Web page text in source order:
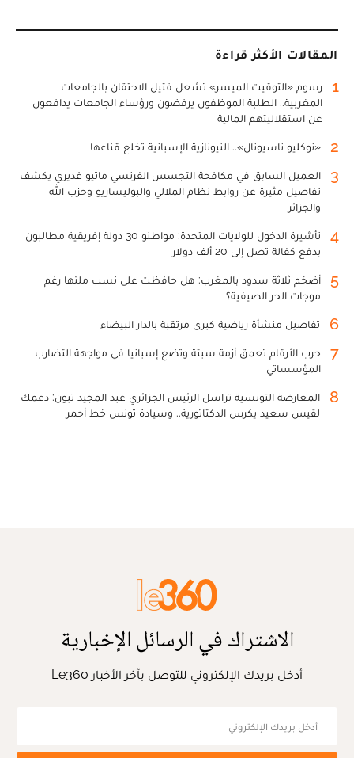
المقالات الأكثر قراءة
1
رسوم «التوقيت الميسر» تشعل فتيل الاحتقان بالجامعات
المغربية.. الطلبة الموظفون يرفضون ورؤساء الجامعات يدافعون
عن استقلاليتهم المالية
2 «نوكليو ناسيونال».. النيونازية الإسبانية تخلع قناعها
3
العميل السابق في مكافحة التجسس الفرنسي ماثيو غديري يكشف
تفاصيل مثيرة عن روابط نظام الملالي والبوليساريو وحزب الله
والجزائر
4
تأشيرة الدخول للولايات المتحدة: مواطنو 30 دولة إفريقية مطالبون
بدفع كفالة تصل إلى 20 ألف دولار
5
أضخم ثلاثة سدود بالمغرب: هل حافظت على نسب ملئها رغم
موجات الحر الصيفية؟
6 تفاصيل منشأة رياضية كبرى مرتقبة بالدار البيضاء
7
حرب الأرقام تعمق أزمة سبتة وتضع إسبانيا في مواجهة التضارب
المؤسساتي
8
المعارضة التونسية تراسل الرئيس الجزائري عبد المجيد تبون: دعمك
لقيس سعيد يكرس الدكتاتورية.. وسيادة تونس خط أحمر
الاشتراك في الرسائل الإخبارية
أدخل بريدك الإلكتروني للتوصل بآخر الأخبار Le360